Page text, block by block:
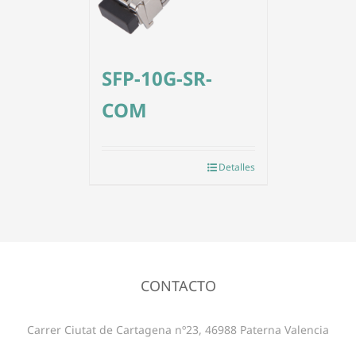
SFP-10G-SR-
COM
Detalles
CONTACTO
Carrer Ciutat de Cartagena nº23, 46988 Paterna Valencia